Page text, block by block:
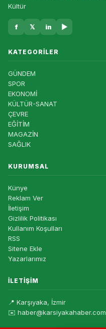
Kültür
f 𝕏 in ▶
KATEGORILER
GÜNDEM
SPOR
EKONOMİ
KÜLTÜR-SANAT
ÇEVRE
EĞİTİM
MAGAZİN
SAĞLIK
KURUMSAL
Künye
Reklam Ver
İletişim
Gizlilik Politikası
Kullanım Koşulları
RSS
Sitene Ekle
Yazarlarımız
İLETIŞIM
📍 Karşıyaka, İzmir
✉️ haber@karsiyakahaber.com